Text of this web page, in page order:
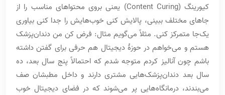
کیورینگ (Content Curing) یعنی بروی محتواهای مناسب را از
جاهای مختلف ببینی، پالایش کنی خوب‌هایش را جدا کنی بیاوری
یک‌جا متمرکز کنی. مثلاً می‌گویم مثال: فرض کن من دندان‌پزشک
هستم و می‌خواهم در حوزۀ دیجیتال هم حرفی برای گفتن داشته
باشم چون آنالیز کردم متوجه شدم که احتمالاً پنج سال بعد، ده
سال بعد دندان‌پزشک‌هایی مشتری دارند و داخل مطبشان صف
می‌بندند، درمانگاه‌هایی پر می‌شوند که در فضای دیجیتال خوب